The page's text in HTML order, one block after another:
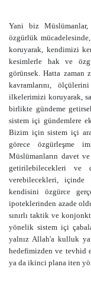
Yani biz
özgürlük
koruyarak, kendimizi
kesimlerle hak ve
görünsek. Hatta zaman
kavramlarını,
ilkelerimizi koruyarak,
birlikte gündeme
sistem içi gündemlere
Bizim için sistem içi
görece özgürleşme
Müslümanların davet
getirilebilecekleri ve
verebilecekleri, içinde
kendisini özgürce
ipoteklerinden azade
sınırlı taktik ve
yönelik sistem içi
yalnız Allah'a kulluk
hedefimizden ve tevhid
ya da ikinci plana iten